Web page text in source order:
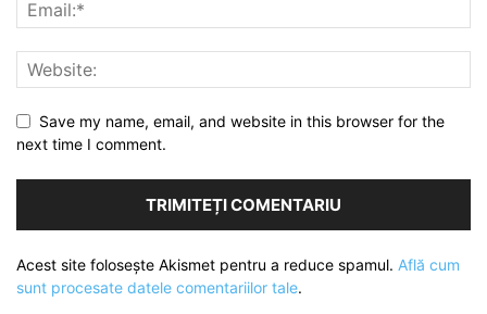
Save my name, email, and website in this browser for the
next time I comment.
Acest site folosește Akismet pentru a reduce spamul. Află cum
sunt procesate datele comentariilor tale.